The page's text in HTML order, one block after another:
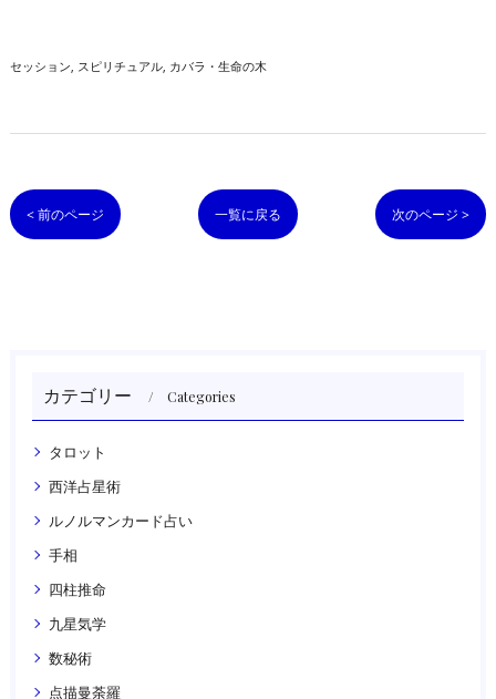
セッション スピリチュアル カバラ・生命の木
< 前のページ 一覧に戻る 次のページ >
カテゴリー Categories
タロット
西洋占星術
ルノルマンカード占い
手相
四柱推命
九星気学
数秘術
点描曼荼羅